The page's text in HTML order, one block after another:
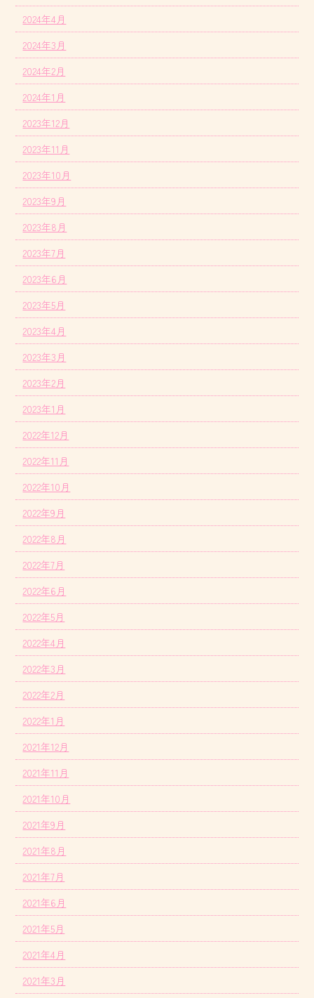
2024年4月
2024年3月
2024年2月
2024年1月
2023年12月
2023年11月
2023年10月
2023年9月
2023年8月
2023年7月
2023年6月
2023年5月
2023年4月
2023年3月
2023年2月
2023年1月
2022年12月
2022年11月
2022年10月
2022年9月
2022年8月
2022年7月
2022年6月
2022年5月
2022年4月
2022年3月
2022年2月
2022年1月
2021年12月
2021年11月
2021年10月
2021年9月
2021年8月
2021年7月
2021年6月
2021年5月
2021年4月
2021年3月